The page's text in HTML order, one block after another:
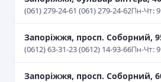
(061) 279-24-61 (061) 279-24-62Пн-Чт:
Запоріжжя, просп. Соборний,
(0612) 63-31-23 (0612) 14-93-66Пн-Чт:
Запоріжжя, просп. Соборний,